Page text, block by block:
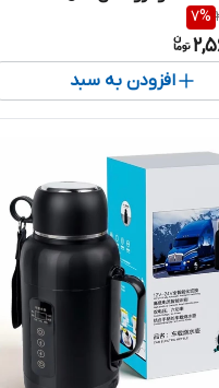
7%
افزودن به سبد